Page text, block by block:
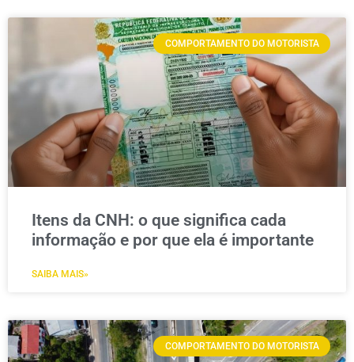
COMPORTAMENTO DO MOTORISTA
Itens da CNH: o que significa cada
informação e por que ela é importante
SAIBA MAIS»
COMPORTAMENTO DO MOTORISTA